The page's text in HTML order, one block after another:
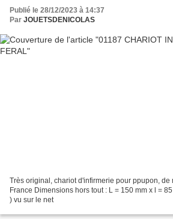
Publié le 28/12/2023 à 14:37
Par JOUETSDENICOLAS
Très original, chariot d'infirmerie pour ppupon, de
France Dimensions hors tout : L = 150 mm x l =
) vu sur le net